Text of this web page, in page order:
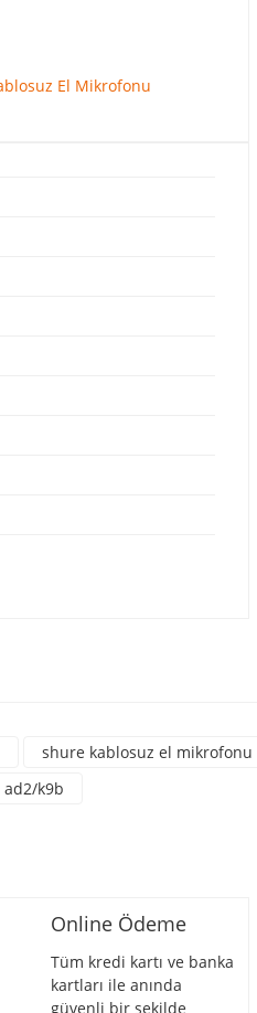
shure kablosuz el mikrofonu
ad2/k9b
Online Ödeme
Tüm kredi kartı ve banka
kartları ile anında
güvenli bir şekilde